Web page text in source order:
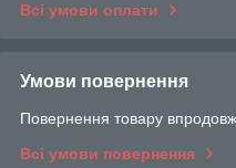
Всі умови оплати
Умови повернення
Повернення товару
Всі умови повернення